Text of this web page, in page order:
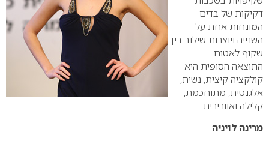
דקיקות של בדים
המונחות אחת על
השנייה ויוצרות שילוב בין
שקוף לאטום.
התוצאה הסופית היא
קולקציה קיצית, נשית,
אלגנטית, מתוחכמת,
קלילה ואוורירית.
מרינה לויניה